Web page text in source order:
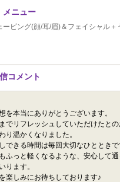
メニュー
ービング(顔/耳/眉)＆フェイシャル＋
コメント
を本当にありがとうございます。
でリフレッシュしていただけたと
り温かくなりました。
できる時間は毎回大切なひとときで
ふっと軽くなるような、安心して
ります。
楽しみにお待ちしております♪